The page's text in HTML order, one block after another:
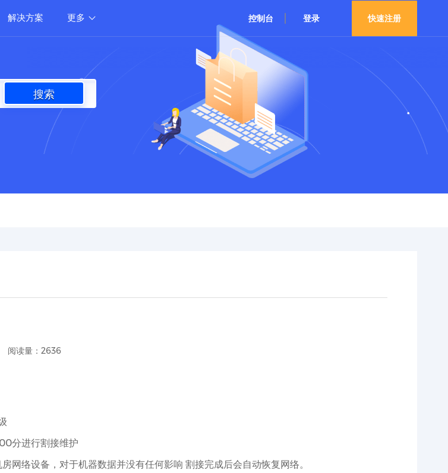
解决方案 更多 控制台 登录 快速注册
搜索
阅读量：2636
分进行割接维护
网络设备，对于机器数据并没有任何影响 割接完成后会自动恢复网络。